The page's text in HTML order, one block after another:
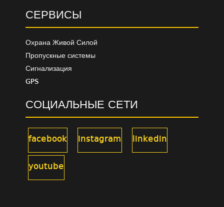
СЕРВИСЫ
Охрана Живой Силой
Пропускные системы
Сигнализация
GPS
СОЦИАЛЬНЫЕ СЕТИ
facebook instagram linkedin
youtube